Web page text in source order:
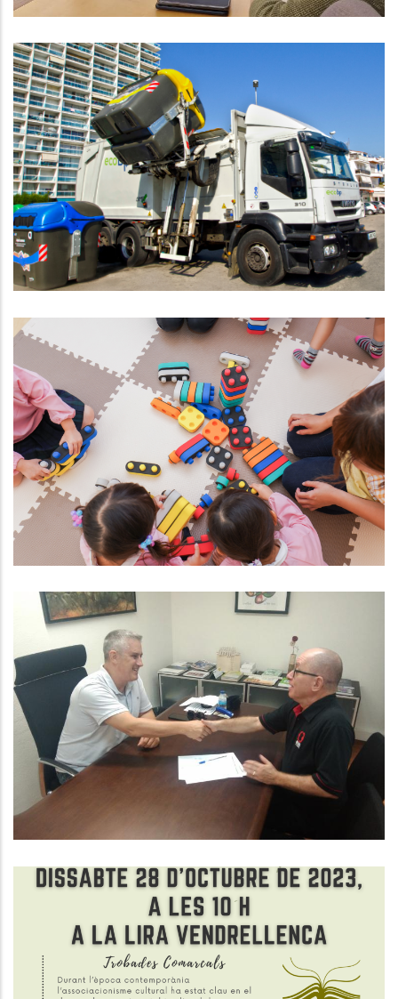
El CCBP Aprova La Tercera
Pròrroga De La Recollida De
Residus Mentre Es Licita El Nou
Servei
Altres
El Consell Comarcal Del Baix
Penedès Posa En Marxa Una
Ludoteca Comarcal A 11 Municipis
Educació S. socials
Els Nens Del Vendrell I El Consell
Comarcal Renoven El Conveni De
Col.laboració Del Projecte Fem
Pinya Baix Penedès
S. socials
L'Institut D'Estudis Penedesencs I
La Lira Vendrellenca, Amb La
Col·laboració Del Consell
Comarcal Del Baix Penedès,